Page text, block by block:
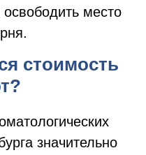
место
стоимость
значительно